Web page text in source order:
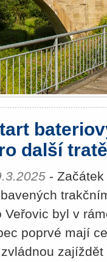
další tratě
-
Veřovic byl v
poprvé mají